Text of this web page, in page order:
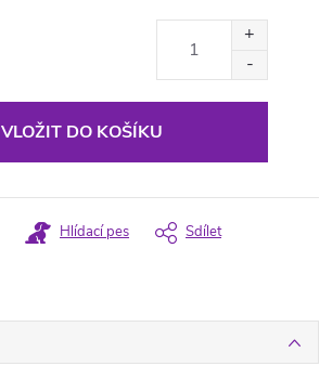
VLOŽIT DO KOŠÍKU
Hlídací pes Sdílet